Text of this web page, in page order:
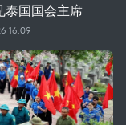
泰国国会主席
16:09